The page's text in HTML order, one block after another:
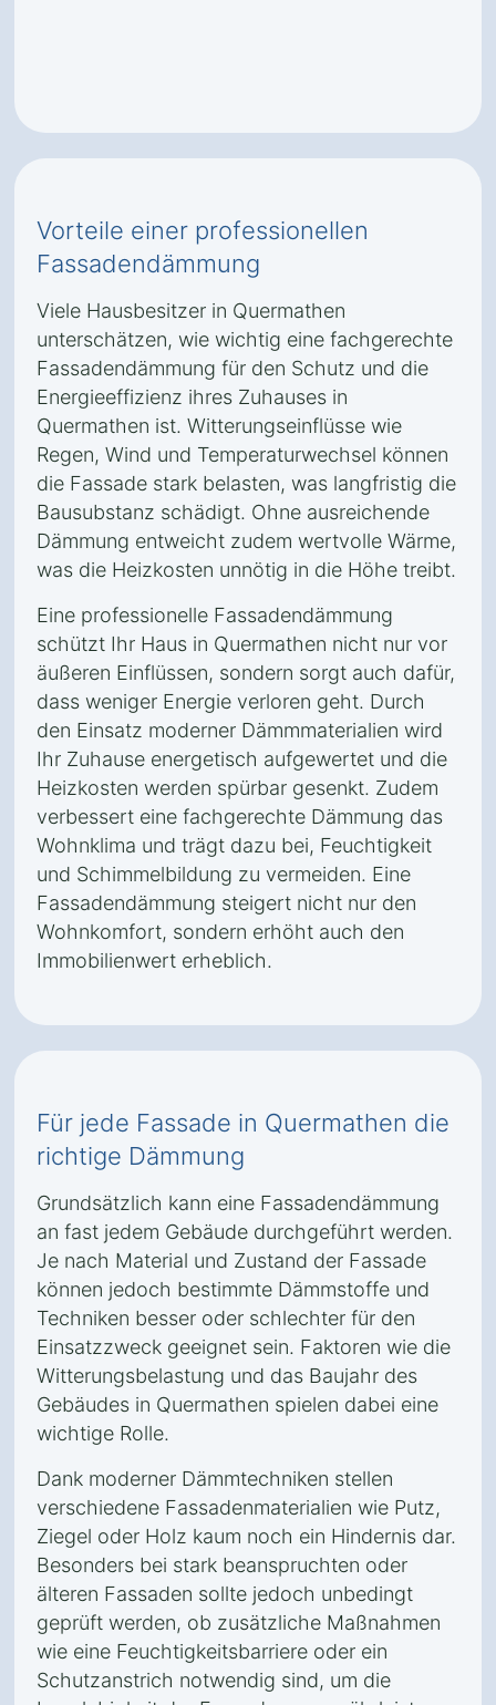
Vorteile einer professionellen
Fassadendämmung
Viele Hausbesitzer in Quermathen
unterschätzen, wie wichtig eine fachgerechte
Fassadendämmung für den Schutz und die
Energieeffizienz ihres Zuhauses in
Quermathen ist. Witterungseinflüsse wie
Regen, Wind und Temperaturwechsel können
die Fassade stark belasten, was langfristig die
Bausubstanz schädigt. Ohne ausreichende
Dämmung entweicht zudem wertvolle Wärme,
was die Heizkosten unnötig in die Höhe treibt.
Eine professionelle Fassadendämmung
schützt Ihr Haus in Quermathen nicht nur vor
äußeren Einflüssen, sondern sorgt auch dafür,
dass weniger Energie verloren geht. Durch
den Einsatz moderner Dämmmaterialien wird
Ihr Zuhause energetisch aufgewertet und die
Heizkosten werden spürbar gesenkt. Zudem
verbessert eine fachgerechte Dämmung das
Wohnklima und trägt dazu bei, Feuchtigkeit
und Schimmelbildung zu vermeiden. Eine
Fassadendämmung steigert nicht nur den
Wohnkomfort, sondern erhöht auch den
Immobilienwert erheblich.
Für jede Fassade in Quermathen die
richtige Dämmung
Grundsätzlich kann eine Fassadendämmung
an fast jedem Gebäude durchgeführt werden.
Je nach Material und Zustand der Fassade
können jedoch bestimmte Dämmstoffe und
Techniken besser oder schlechter für den
Einsatzzweck geeignet sein. Faktoren wie die
Witterungsbelastung und das Baujahr des
Gebäudes in Quermathen spielen dabei eine
wichtige Rolle.
Dank moderner Dämmtechniken stellen
verschiedene Fassadenmaterialien wie Putz,
Ziegel oder Holz kaum noch ein Hindernis dar.
Besonders bei stark beanspruchten oder
älteren Fassaden sollte jedoch unbedingt
geprüft werden, ob zusätzliche Maßnahmen
wie eine Feuchtigkeitsbarriere oder ein
Schutzanstrich notwendig sind, um die